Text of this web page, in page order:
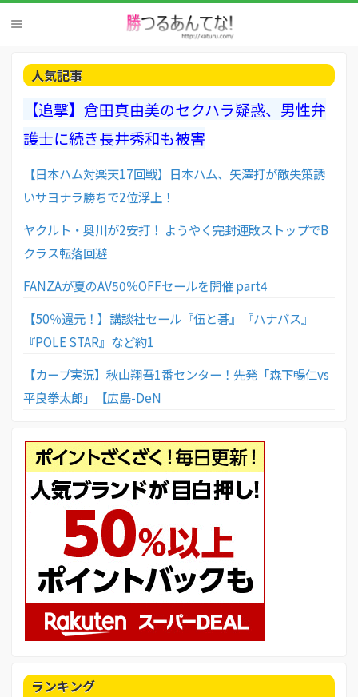
人気記事
【追撃】倉田真由美のセクハラ疑惑、男性弁
護士に続き長井秀和も被害
【日本ハム対楽天17回戦】日本ハム、矢澤打が敵失策誘
いサヨナラ勝ちで2位浮上！
ヤクルト・奥川が2安打！ ようやく完封連敗ストップでB
クラス転落回避
FANZAが夏のAV50％OFFセールを開催 part4
【50％還元！】講談社セール『伍と碁』『ハナバス』
『POLE STAR』など約1
【カープ実況】秋山翔吾1番センター！先発「森下暢仁vs
平良拳太郎」【広島-DeN
ランキング